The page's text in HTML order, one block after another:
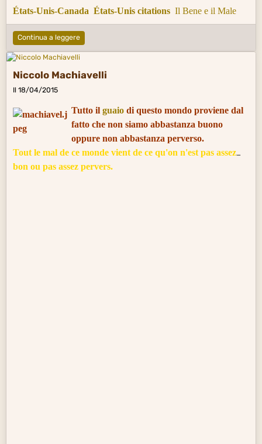
États-Unis-Canada États-Unis citations Il Bene e il Male
Continua a leggere
Niccolo Machiavelli
Il 18/04/2015
Tutto il guaiodi questo mondo proviene dal
fatto che non siamo abbastanza buono
oppure non abbastanza perverso.
Tout le mal de ce monde vient de ce qu'on n'est pas assez
bon ou pas assez pervers.